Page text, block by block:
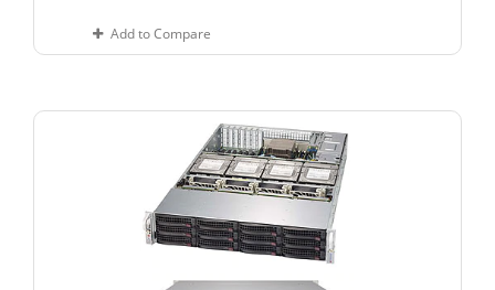
Add to Compare